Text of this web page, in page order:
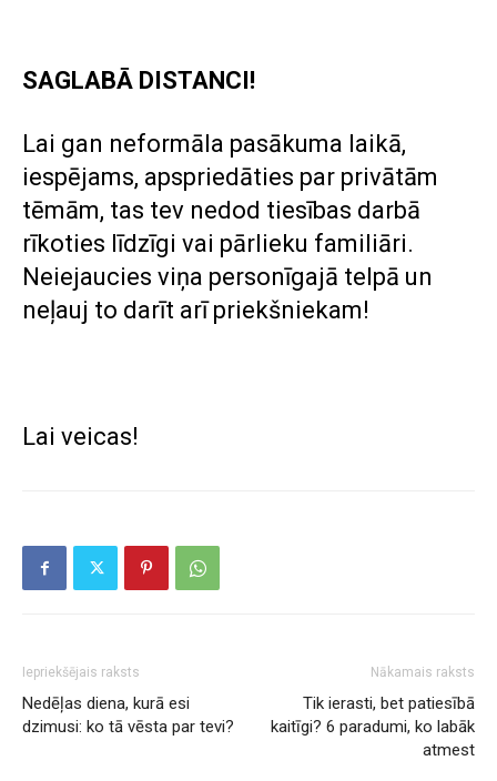
SAGLABĀ DISTANCI!
Lai gan neformāla pasākuma laikā,
iespējams, apspriedāties par privātām
tēmām, tas tev nedod tiesības darbā
rīkoties līdzīgi vai pārlieku familiāri.
Neiejaucies viņa personīgajā telpā un
neļauj to darīt arī priekšniekam!
Lai veicas!
Iepriekšējais raksts
Nedēļas diena, kurā esi
dzimusi: ko tā vēsta par tevi?
Nākamais raksts
Tik ierasti, bet patiesībā
kaitīgi? 6 paradumi, ko labāk
atmest